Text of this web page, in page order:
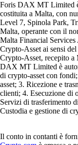
Foris DAX MT Limited
costituita a Malta, con
Level 7, Spinola Park,
Malta, operante con il
Malta Financial
Crypto-Asset ai sensi
Crypto-Asset, recepito
DAX MT Limited è
di crypto-asset con
asset; 3. Ricezione e
clienti; 4. Esecuzione di
Servizi di trasferimento
Custodia e gestione di
Il conto in contanti è